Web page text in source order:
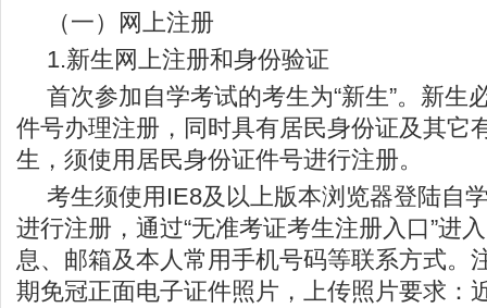
（一）网上注册
1.新生网上注册和身份验证
首次参加自学考试的考生为“新生”。新生
件号办理注册，同时具有居民身份证及其它
生，须使用居民身份证件号进行注册。
考生须使用IE8及以上版本浏览器登陆自
进行注册，通过“无准考证考生注册入口”进
息、邮箱及本人常用手机号码等联系方式。
期免冠正面电子证件照片，上传照片要求：